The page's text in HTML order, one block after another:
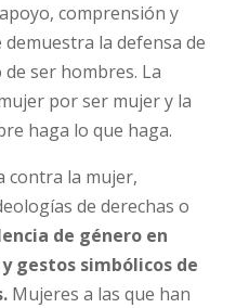
comprensión y
la defensa de
ser hombres. La
por ser mujer y la
haga lo que haga.
contra la mujer,
de derechas o
de género en
gestos simbólicos de
Mujeres a las que han